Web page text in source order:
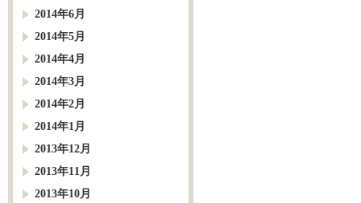
2014年6月
2014年5月
2014年4月
2014年3月
2014年2月
2014年1月
2013年12月
2013年11月
2013年10月